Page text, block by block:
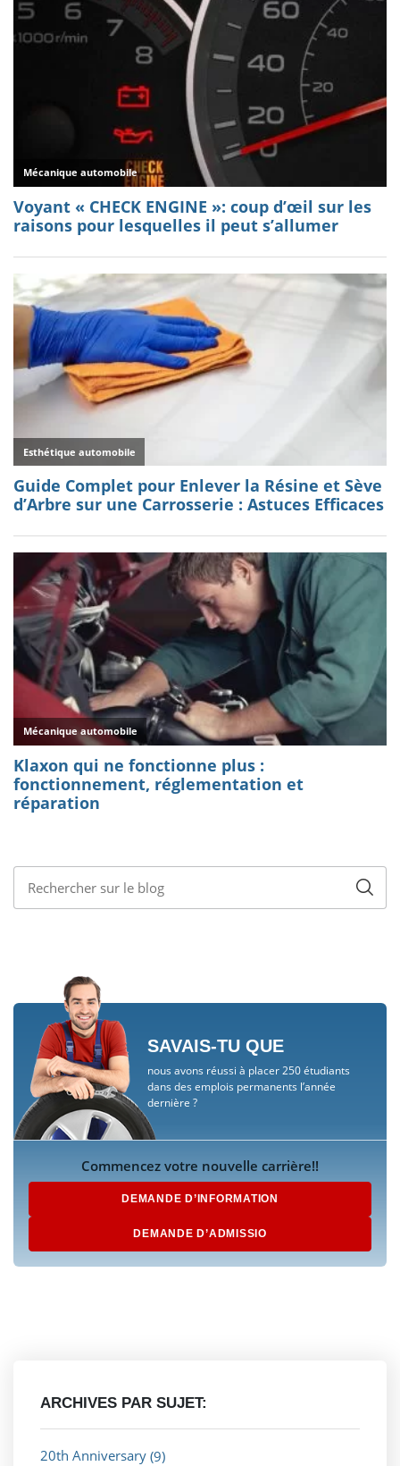
SAVAIS-TU QUE
nous avons réussi à placer 250 étudiants
dans des emplois permanents l’année
dernière ?
Commencez votre nouvelle carrière!!
DEMANDE D’INFORMATION
DEMANDE D’ADMISSIO
ARCHIVES PAR SUJET:
20th Anniversary (9)